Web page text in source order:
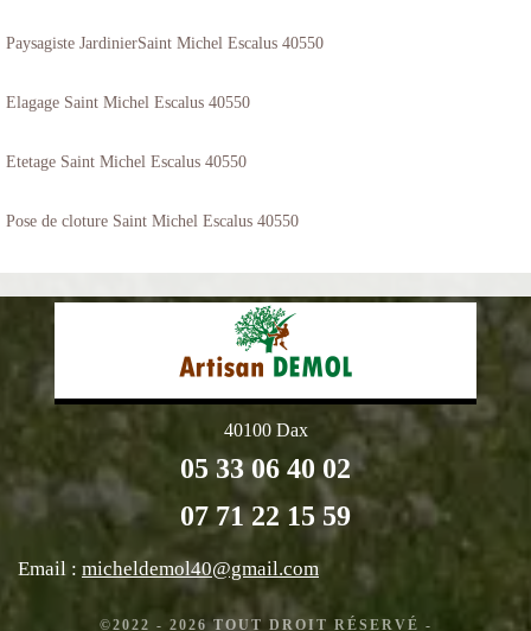
Paysagiste JardinierSaint Michel Escalus 40550
Elagage Saint Michel Escalus 40550
Etetage Saint Michel Escalus 40550
Pose de cloture Saint Michel Escalus 40550
40100 Dax
05 33 06 40 02
07 71 22 15 59
Email : micheldemol40@gmail.com
©2022 - 2026 TOUT DROIT RÉSERVÉ -